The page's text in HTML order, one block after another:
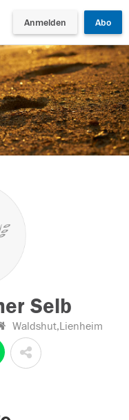
Anmelden Abo
Selb
Waldshut,Lienheim